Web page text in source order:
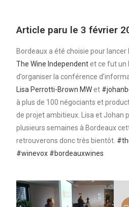
Article paru le 3 février
Bordeaux a été choisie pour
The Wine Independentet ce fut un
d’organiser la conférence
Lisa Perrotti-Brown MWet
à plus de 100 négociants et
de projet ambitieux. Lisa et Johan
plusieurs semaines à Bordeaux
retrouverons donc très bientôt.
#winevox #bordeauxwines